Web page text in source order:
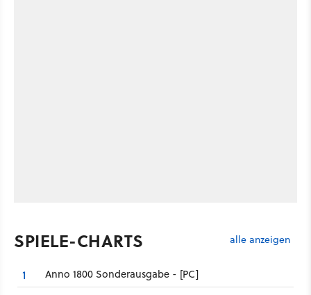
SPIELE-CHARTS alle anzeigen
1 Anno 1800 Sonderausgabe - [PC]